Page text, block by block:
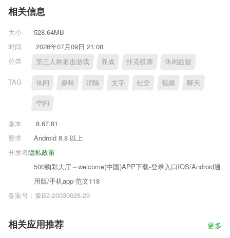
相关信息
大小
528.64MB
时间
2026年07月09日 21:08
分类
第三人称射击游戏 养成 扑克棋牌 休闲益智
TAG 休闲 趣味 消除 文字 社交 视频 聊天
空间
版本
8.67.81
要求
Android 8.8 以上
隐私政策
开发者
500购彩大厅～welcome(中国)APP下载-登录入口IOS/Android通
用版/手机app-范文118
备案号：豫B2-20030028-29
相关应用推荐 更多